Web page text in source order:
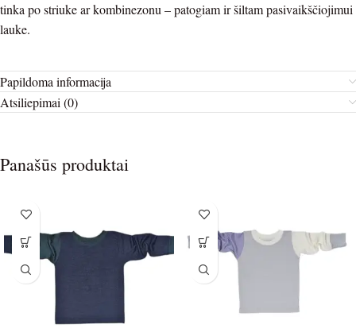
tinka po striuke ar kombinezonu – patogiam ir šiltam pasivaikščiojimui
lauke.
Papildoma informacija
Atsiliepimai (0)
Panašūs produktai